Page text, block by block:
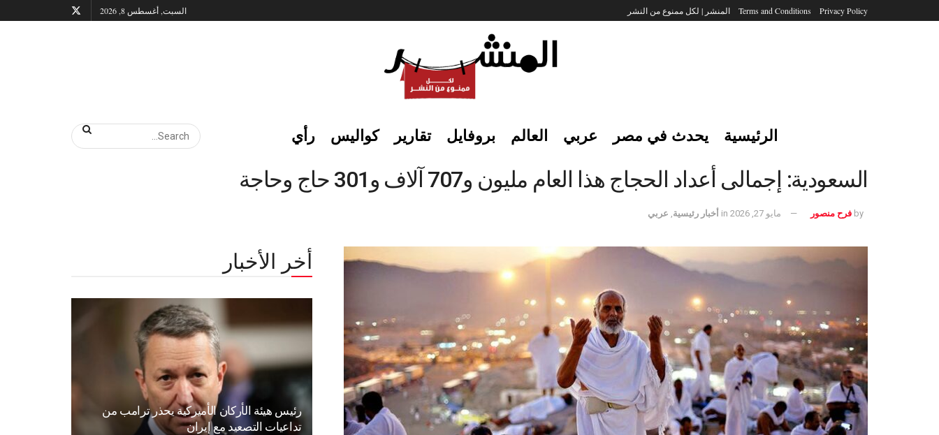
Privacy Policy
Terms and Conditions المنشر | لكل ممنوع من النشر السبت, أغسطس 8, 2026
الرئيسية يحدث في مصر عربي العالم بروفايل تقارير كواليس رأي
السعودية: إجمالى أعداد الحجاج هذا العام مليون و707 آلاف و301 حاج وحاجة
by فرح منصور مايو 27, 2026 in أخبار رئيسية عربي
أخر الأخبار
رئيس هيئة الأركان الأميركية يحذر ترامب من
تداعيات التصعيد مع إيران